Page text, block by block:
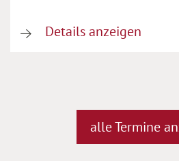
Details anzeigen
alle Termine